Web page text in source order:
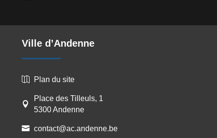
Ville d’Andenne
 Plan du site

Place des Tilleuls, 1
5300 Andenne
 contact@ac.andenne.be